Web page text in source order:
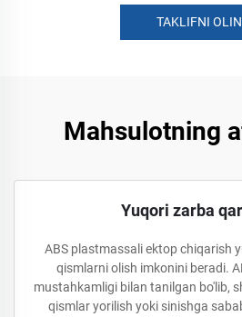
TAKLIFNI
Mahsulotning
Yuqori zarba
ABS plastmassali ektop chiqarish
qismlarni olish imkonini beradi.
mustahkamligi bilan tanilgan bo'lib,
qismlar yorilish yoki sinishga